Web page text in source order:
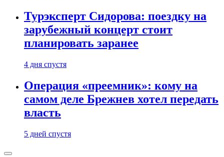
Турэксперт Сидорова: поездку на
зарубежный концерт стоит
планировать заранее
4 дня спустя
Операция «преемник»: кому на
самом деле Брежнев хотел передать
власть
5 дней спустя